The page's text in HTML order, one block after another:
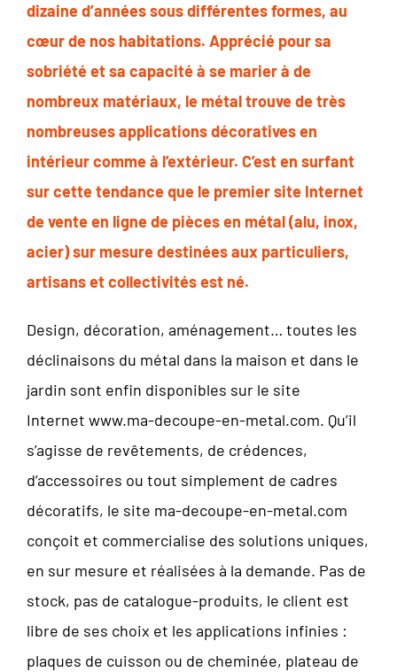
dizaine d’années sous différentes formes, au
cœur de nos habitations. Apprécié pour sa
sobriété et sa capacité à se marier à de
nombreux matériaux, le métal trouve de très
nombreuses applications décoratives en
intérieur comme à l’extérieur. C’est en surfant
sur cette tendance que le premier site Internet
de vente en ligne de pièces en métal (alu, inox,
acier) sur mesure destinées aux particuliers,
artisans et collectivités est né.
Design, décoration, aménagement… toutes les
déclinaisons du métal dans la maison et dans le
jardin sont enfin disponibles sur le site
Internet www.ma-decoupe-en-metal.com. Qu’il
s’agisse de revêtements, de crédences,
d’accessoires ou tout simplement de cadres
décoratifs, le site ma-decoupe-en-metal.com
conçoit et commercialise des solutions uniques,
en sur mesure et réalisées à la demande. Pas de
stock, pas de catalogue-produits, le client est
libre de ses choix et les applications infinies :
plaques de cuisson ou de cheminée, plateau de